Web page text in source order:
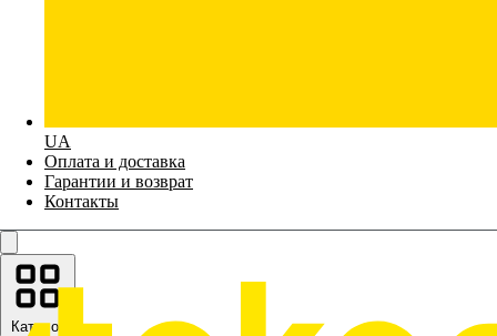
UA
Оплата и доставка
Гарантии и возврат
Контакты
Каталог